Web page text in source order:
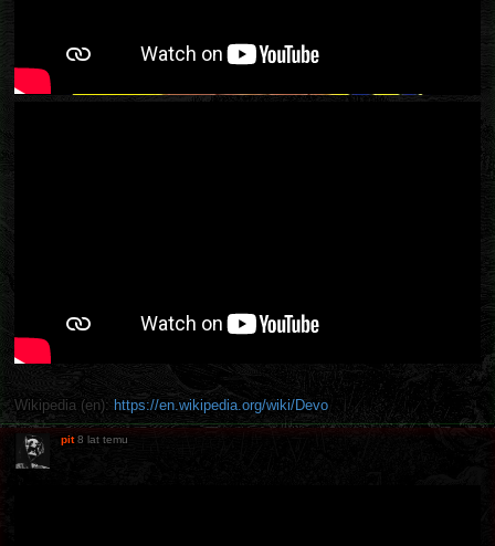
Wikipedia (en): https://en.wikipedia.org/wiki/Devo
pit 8 lat temu